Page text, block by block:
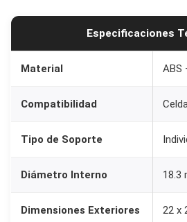
Especificaciones
Material ABS
Compatibilidad
Tipo de Soporte
Diámetro Interno 18.3
Dimensiones Exteriores 22 x